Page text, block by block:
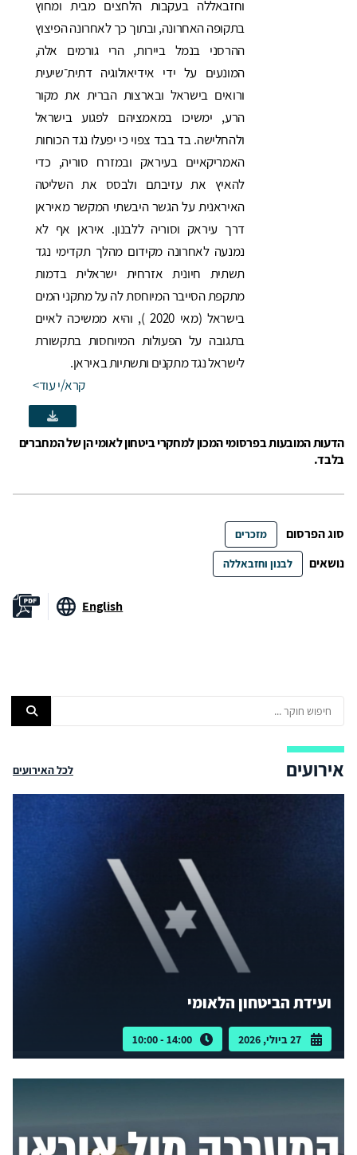
וחזבאללה בעקבות הלחצים מבית ומחוץ
בתקופה האחרונה, ובתוך כך לאחרונה הפיצוץ
ההרסני בנמל ביירות, הרי גורמים אלה,
המונעים על ידי אידיאולוגיה דתית־שיעית
ורואים בישראל ובארצות הברית את מקור
הרע, ימשיכו במאמציהם לפגוע בישראל
ולהחלישה. בד בבד צפוי כי יפעלו נגד הכוחות
האמריקאיים בעיראק ובמזרח סוריה, כדי
להאיץ את עזיבתם ולבסס את השליטה
האיראנית על הגשר היבשתי המקשר מאיראן
דרך עיראק וסוריה ללבנון. איראן אף לא
נמנעה לאחרונה מקידום מהלך תקדימי נגד
תשתית חיונית אזרחית ישראלית בדמות
מתקפת הסייבר המיוחסת לה על מתקני המים
בישראל (מאי 2020 ), והיא ממשיכה לאיים
בתגובה על הפעולות המיוחסות בתקשורת
לישראל נגד מתקנים ותשתיות באיראן.
קרא/י עוד
הדעות המובעות בפרסומי המכון למחקרי ביטחון לאומי הן של המחברים
בלבד.
סוג הפרסום מזכרים
נושאים לבנון וחזבאללה
English
אירועים לכל האירועים
ועידת הביטחון הלאומי
27 ביולי, 2026 14:00 - 10:00